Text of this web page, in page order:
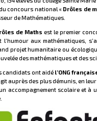
concours national « Drôles de
de Mathématiques.
de Mathsest le premier
l’humour aux mathématiques,
projet humanitaire ou
des mathématiques et des
candidats ont aidé l’ONG
auprès des plus démunis, en
accompagnement scolaire et à